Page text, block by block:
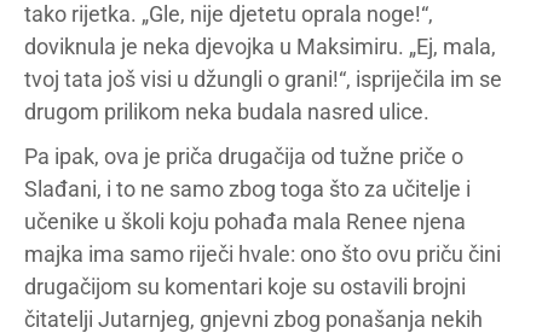
tako rijetka. „Gle, nije djetetu oprala noge!“,
doviknula je neka djevojka u Maksimiru. „Ej, mala,
tvoj tata još visi u džungli o grani!“, ispriječila im se
drugom prilikom neka budala nasred ulice.
Pa ipak, ova je priča drugačija od tužne priče o
Slađani, i to ne samo zbog toga što za učitelje i
učenike u školi koju pohađa mala Renee njena
majka ima samo riječi hvale: ono što ovu priču čini
drugačijom su komentari koje su ostavili brojni
čitatelji Jutarnjeg, gnjevni zbog ponašanja nekih